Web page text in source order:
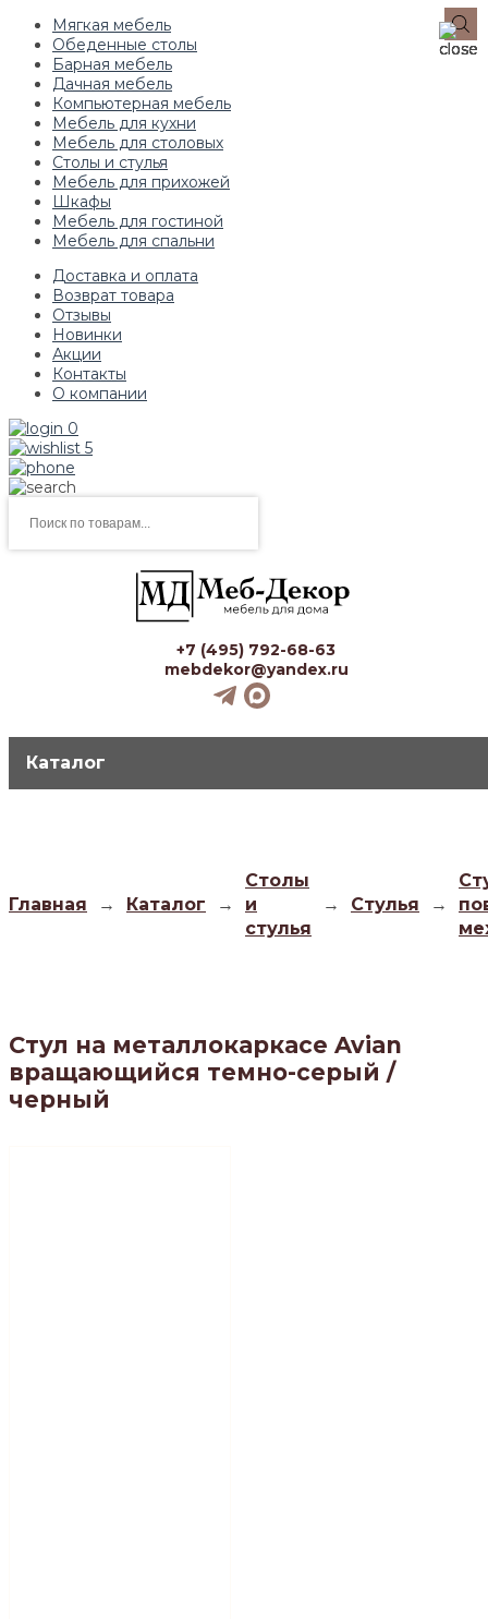
Мягкая мебель
Обеденные столы
Барная мебель
Дачная мебель
Компьютерная мебель
Мебель для кухни
Мебель для столовых
Столы и стулья
Мебель для прихожей
Шкафы
Мебель для гостиной
Мебель для спальни
Доставка и оплата
Возврат товара
Отзывы
Новинки
Акции
Контакты
О компании
0
5
товаров
+7 (495) 792-68-63
mebdekor@yandex.ru
Каталог
Главная → Каталог →
Столы
и
стулья
→ Стулья →
Стул на металлокаркасе Avian
вращающийся темно-серый /
черный